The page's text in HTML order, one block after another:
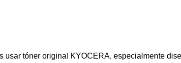
tóner original KYOCERA, especialmente